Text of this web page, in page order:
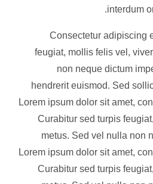
interdum
Consectetur adipiscing
feugiat, mollis felis vel,
non neque dictum
hendrerit euismod. Sed
Lorem ipsum dolor sit amet,
Curabitur sed turpis
metus. Sed vel nulla non
Lorem ipsum dolor sit amet,
Curabitur sed turpis